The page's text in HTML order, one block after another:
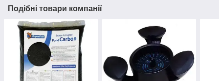
Подібні товари компанії